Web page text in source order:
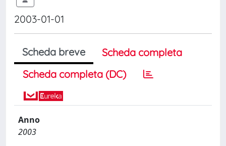
2003-01-01
Scheda breve
Scheda completa
Scheda completa (DC)
Anno
2003